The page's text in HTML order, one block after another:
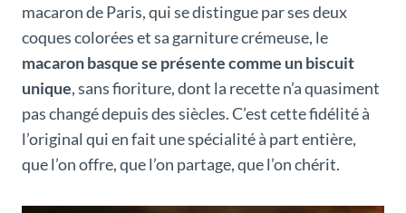
macaron de Paris, qui se distingue par ses deux
coques colorées et sa garniture crémeuse, le
macaron basque se présente comme un biscuit
unique, sans fioriture, dont la recette n’a quasiment
pas changé depuis des siècles. C’est cette fidélité à
l’original qui en fait une spécialité à part entière,
que l’on offre, que l’on partage, que l’on chérit.